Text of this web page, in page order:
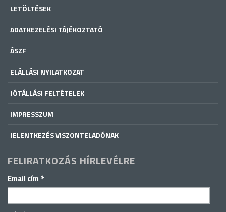
LETÖLTÉSEK
ADATKEZELÉSI TÁJÉKOZTATÓ
ÁSZF
ELÁLLÁSI NYILATKOZAT
JÓTÁLLÁSI FELTÉTELEK
IMPRESSZUM
JELENTKEZÉS VISZONTELADÓNAK
FELIRATKOZÁS HÍRLEVÉLRE
Email cím *